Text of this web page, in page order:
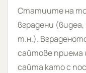
Статиите на
вградени
т.н.).
сайтове приема
сайта като с